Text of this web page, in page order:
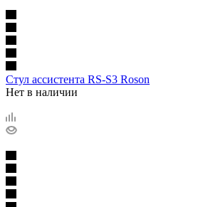
Стул ассистента RS-S3 Roson
Нет в наличии